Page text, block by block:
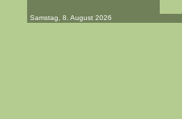
Samstag, 8. August 2026